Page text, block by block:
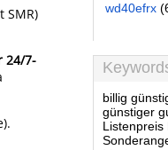
SMR)
24/7-
wd40efrx
billig
günstiger
Listenpreis